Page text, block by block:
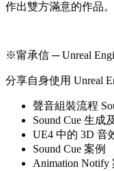
作出雙方滿意的作品。
※甯承信 ─ Unreal
分享自身使用 Unreal
聲音組裝流程
Sound Cue 生成
UE4 中的 3D 音
Sound Cue 案例
Animation Notify